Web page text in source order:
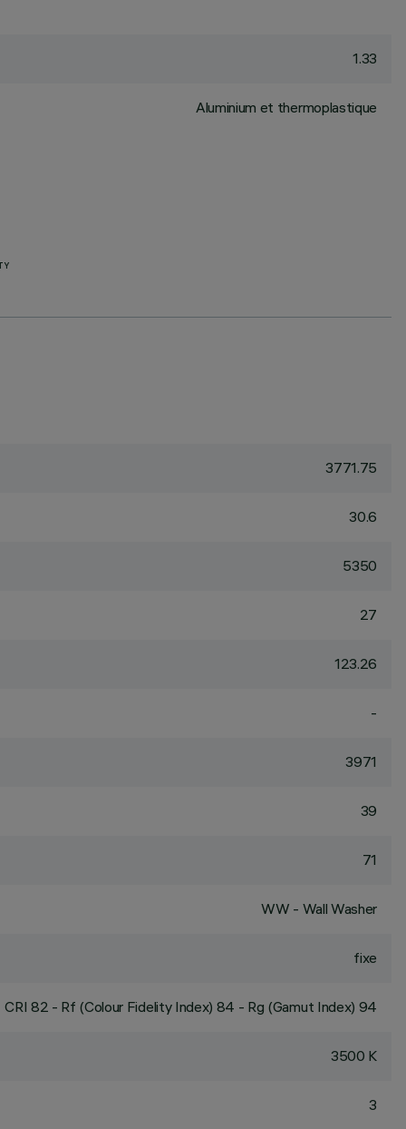
1.33
Aluminium et thermoplastique
3771.75
30.6
5350
27
123.26
-
3971
39
71
WW - Wall Washer
fixe
CRI 82 - Rf (Colour Fidelity Index) 84 - Rg (Gamut Index) 94
3500 K
3